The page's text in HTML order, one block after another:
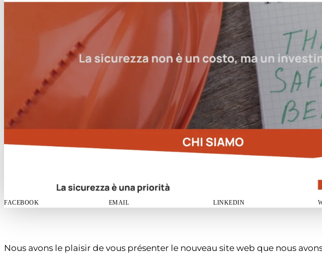
FACEBOOK EMAIL LINKEDIN
Nous avons le plaisir de vous présenter le nouveau site web que nous